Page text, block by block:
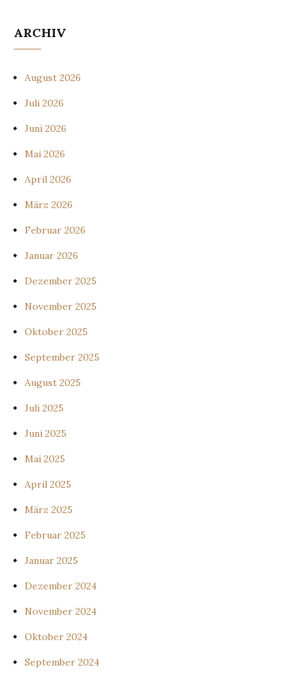
ARCHIV
August 2026
Juli 2026
Juni 2026
Mai 2026
April 2026
März 2026
Februar 2026
Januar 2026
Dezember 2025
November 2025
Oktober 2025
September 2025
August 2025
Juli 2025
Juni 2025
Mai 2025
April 2025
März 2025
Februar 2025
Januar 2025
Dezember 2024
November 2024
Oktober 2024
September 2024